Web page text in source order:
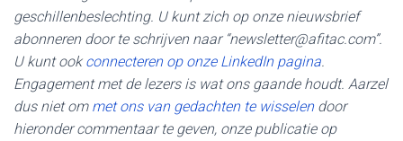
geschillenbeslechting. U kunt zich op onze nieuwsbrief
abonneren door te schrijven naar “newsletter@afitac.com”.
U kunt ookconnecteren op onze LinkedIn pagina
Engagement met de lezers is wat ons gaande houdt. Aarzel
dus niet om met ons van gedachten te wisselendoor
hieronder commentaar te geven, onze publicatie op